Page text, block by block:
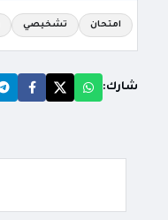
امتحان تشخيصي
شارك: